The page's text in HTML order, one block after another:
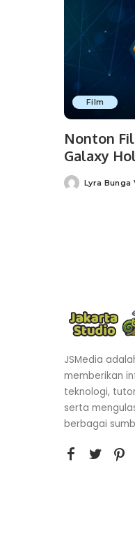
Film
Nonton
Galaxy
PostedLyra Bunga
JSMedia
memberikan
teknologi,
serta
berbagai